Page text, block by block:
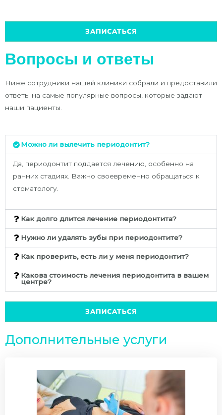
ЗАПИСАТЬСЯ
Вопросы и ответы
Ниже сотрудники нашей клиники собрали и предоставили
ответы на самые популярные вопросы, которые задают
наши пациенты.
Можно ли вылечить периодонтит?
Да, периодонтит поддается лечению, особенно на
ранних стадиях. Важно своевременно обращаться к
стоматологу.
Как долго длится лечение периодонтита?
Нужно ли удалять зубы при периодонтите?
Как проверить, есть ли у меня периодонтит?
Какова стоимость лечения периодонтита в вашем
центре?
ЗАПИСАТЬСЯ
Дополнительные услуги